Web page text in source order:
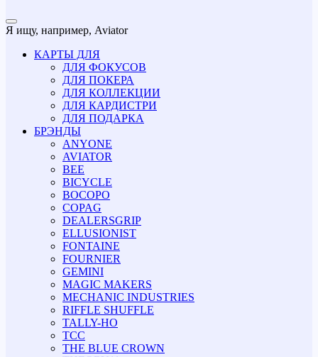
Я ищу, например, Aviator
КАРТЫ ДЛЯ
ДЛЯ ФОКУСОВ
ДЛЯ ПОКЕРА
ДЛЯ КОЛЛЕКЦИИ
ДЛЯ КАРДИСТРИ
ДЛЯ ПОДАРКА
БРЭНДЫ
ANYONE
AVIATOR
BEE
BICYCLE
BOCOPO
COPAG
DEALERSGRIP
ELLUSIONIST
FONTAINE
FOURNIER
GEMINI
MAGIC MAKERS
MECHANIC INDUSTRIES
RIFFLE SHUFFLE
TALLY-HO
TCC
THE BLUE CROWN